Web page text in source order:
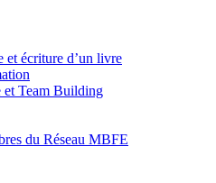
et écriture d’un livre
et Team Building
du Réseau MBFE